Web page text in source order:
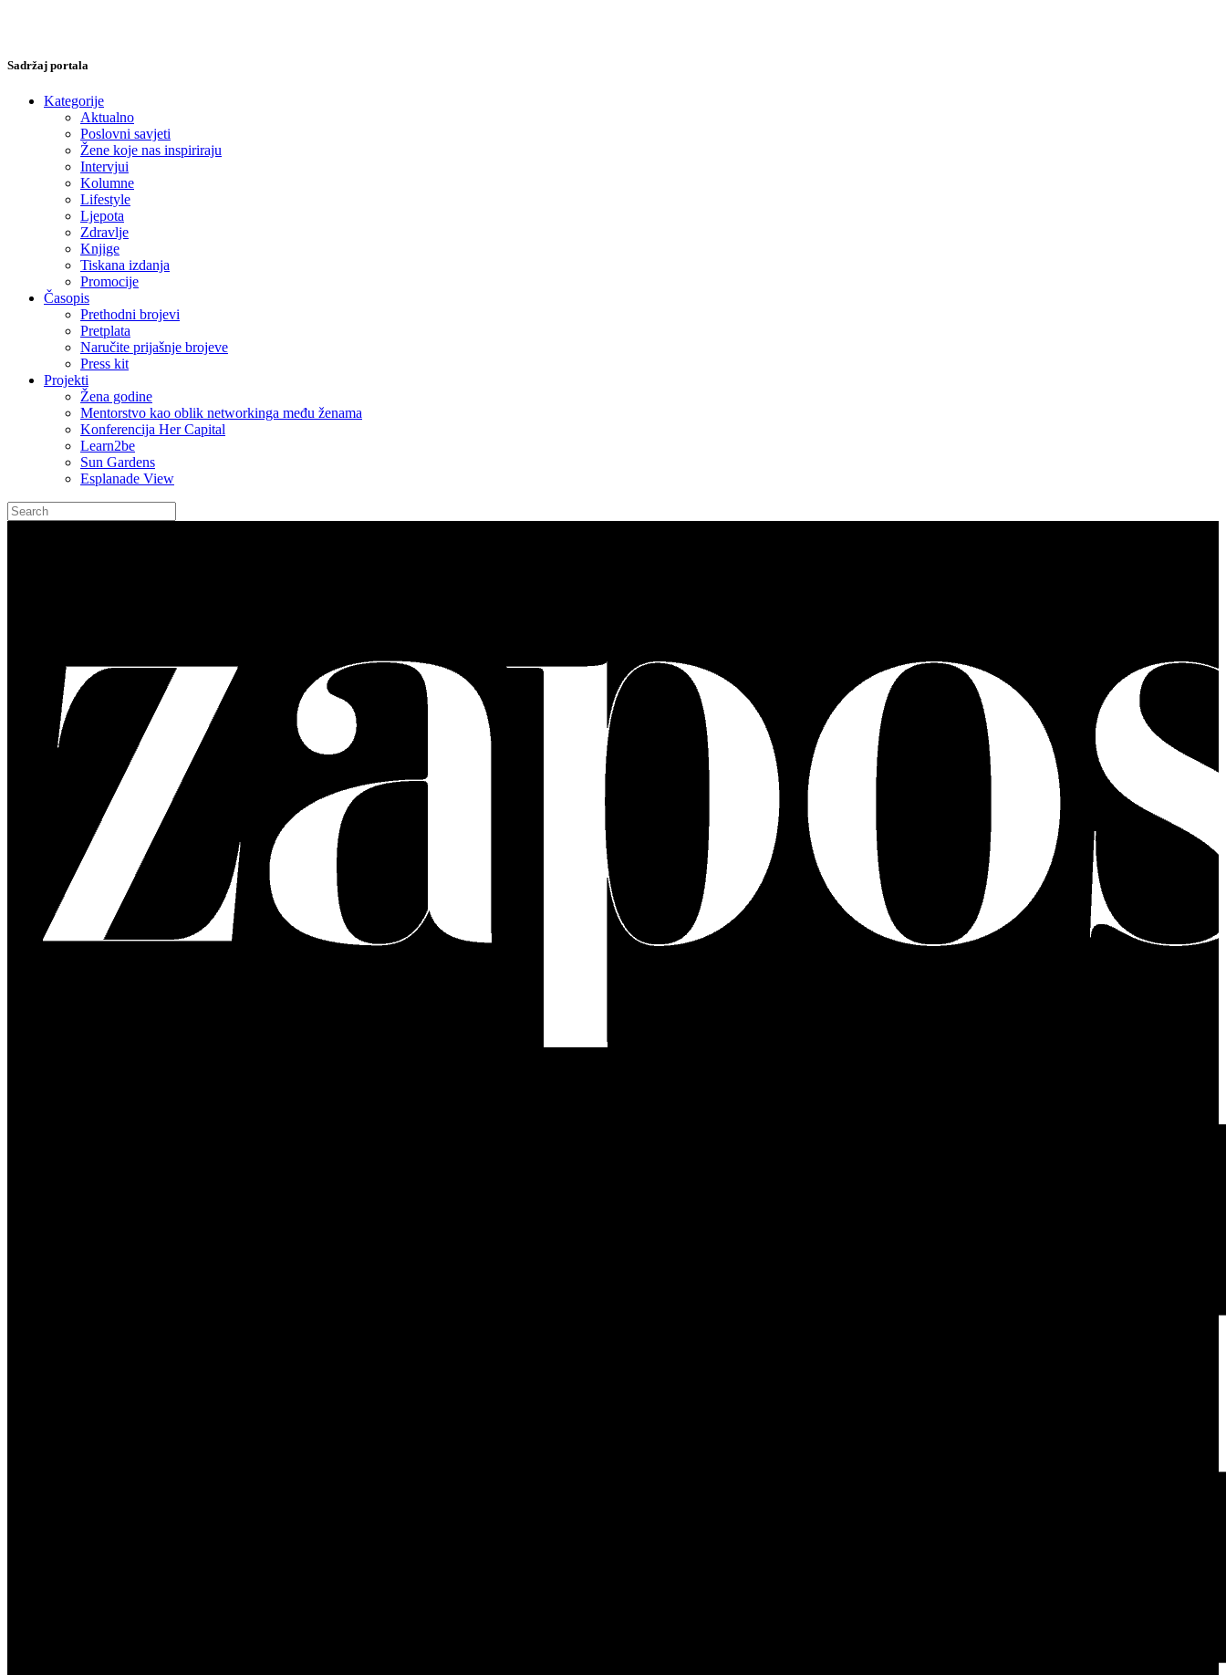
Sadržaj portala
Kategorije
Aktualno
Poslovni savjeti
Žene koje nas inspiriraju
Intervjui
Kolumne
Lifestyle
Ljepota
Zdravlje
Knjige
Tiskana izdanja
Promocije
Časopis
Prethodni brojevi
Pretplata
Naručite prijašnje brojeve
Press kit
Projekti
Žena godine
Mentorstvo kao oblik networkinga među ženama
Konferencija Her Capital
Learn2be
Sun Gardens
Esplanade View